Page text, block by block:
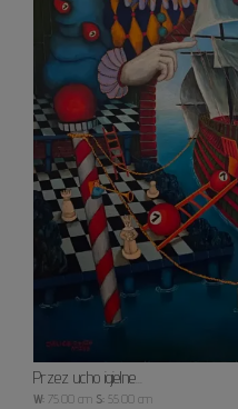
Przez ucho igielne...
W: 75.00 cm S: 55.00 cm